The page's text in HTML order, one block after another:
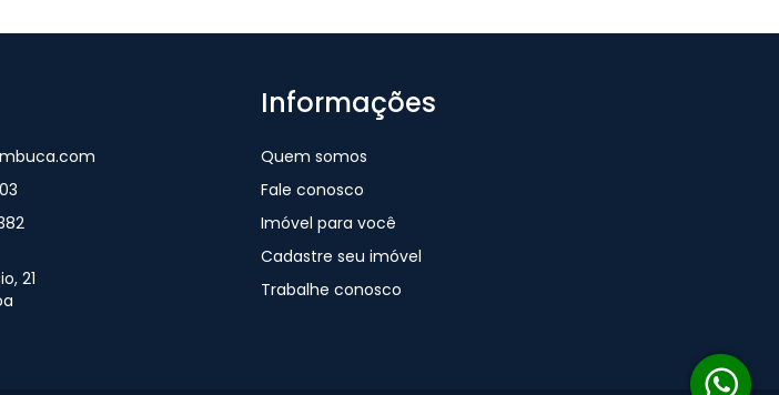
21
Informações
Quem somos
Fale conosco
Imóvel para você
Cadastre seu imóvel
Trabalhe conosco